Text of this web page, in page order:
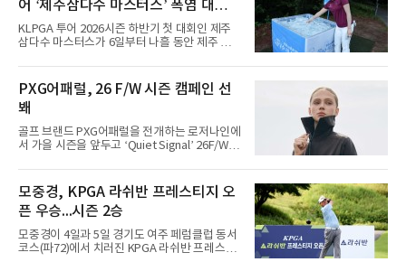
선두권을 형성했다.이날 경기가 열린 테디밸리
골프앤리조트 역시 전국적 폭염을 피해가지 못
했다. 대회장의 최고 기온은 35도에 달했다. 섬
지역 특성상 습도가 높아 체감온도는 더 높게 느
을 마련했다.경기 후 박예지는 “날씨가 덥고 습
해 체력적으로 쉽지 않은 경기였지
어 ‘제주삼다수 마스터스’ 폭염 대비책
은
KLPGA 투어 2026시즌 하반기 첫 대회인 제주
삼다수 마스터스가 6일부터 나흘 동안 제주 서
전국적 폭염으로 인해 야외 스포츠 경기 진행에
도 차질이 생기고 있다. 프로야구의 경우 관중이
의식을 잃고 쓰러지는 등 온열질환 의심 환자가
집단 발생하자 지난 5일과 6일 경기가 취소됐다.
한국여자프로골프협회(KLPGA)도 폭염 상황에
예의주시하고 있다. 대회가 열리고 있는 테디밸
리 골프앤리조트는 6일 오후 2시 기준 33도 수준
갤러리를 대상으로 한 폭염 대응을 강화한다. 선
수들의 온열질환 예방을 위
PXG어패럴, 26 F/W 시즌 캠페인 선
봬
골프 브랜드 PXG어패럴을 전개하는 로저나인에
서 가을 시즌을 앞두고 ‘Quiet Signal’ 26F/W
베이지·그레이 톤의 스트라이프 라인업이 연다.
스윙 자켓, 에센셜 스웨터, 우븐 베스트, 와이드
팬츠 등 필드와 일상의 경계를 허무는 셋업 스타
일링을 제안한다. 입체적인 레이어드를 위한 아
이템들로 구성됐다.8월에는 ‘다마스커스’ 캡슐
을 선보인다. 매트 실버 포인트와 자카드, 엠보
스, 톤온톤 프린트 기법의 다마스커스 올오버 패
모중경, KPGA 라쉬반 프레스티지 오
픈 우승...시즌 2승
모중경이 4일과 5일 경기도 여주 페럼클럽 동서
코스(파72)에서 치러진 KPGA 라쉬반 프레스티